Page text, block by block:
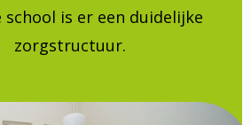
school is er een duidelijke
zorgstructuur.